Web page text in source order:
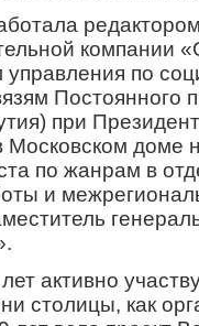
компании
управления по
Постоянного
при
Московском доме
по жанрам в
и
активно
столицы, как